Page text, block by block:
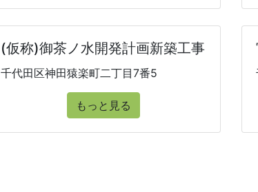
(仮称)御茶ノ水開発計画新築工事
千代田区神田猿楽町二丁目7番5
もっと見る